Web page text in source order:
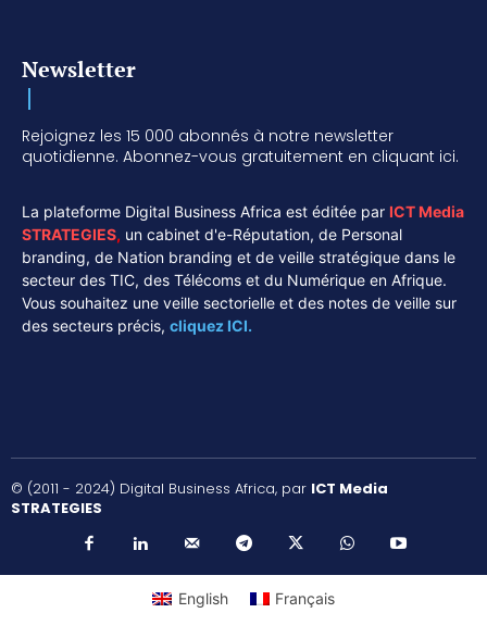
Newsletter
Rejoignez les 15 000 abonnés à notre newsletter
quotidienne. Abonnez-vous gratuitement en cliquant ici.
La plateforme Digital Business Africa est éditée par ICT Media
STRATEGIES, un cabinet d'e-Réputation, de Personal
branding, de Nation branding et de veille stratégique dans le
secteur des TIC, des Télécoms et du Numérique en Afrique.
Vous souhaitez une veille sectorielle et des notes de veille sur
des secteurs précis, cliquez ICI.
© (2011 - 2024) Digital Business Africa, par ICT Media
STRATEGIES
English Français